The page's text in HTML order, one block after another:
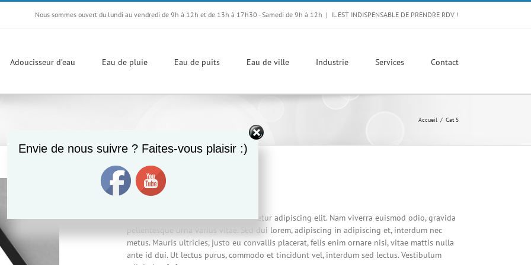
Nous sommes ouvert du lundi au vendredi de 9h à 12h et de 13h à 17h30 - Samedi de 9h à 12h | IL EST INDISPENSABLE DE PRENDRE RDV !
Adoucisseur d’eau Eau de pluie Eau de puits Eau de ville Industrie Services Contact
Accueil Cat 5
Donec Ore Turis Eget
Lorem ipsum dolor sit amet, consectetur adipiscing elit. Nam viverra euismod odio, gravida
pellentesque urna varius vitae. Sed dui lorem, adipiscing in adipiscing et, interdum nec
metus. Mauris ultricies, justo eu convallis placerat, felis enim ornare nisi, vitae mattis nulla
ante id dui. Ut lectus purus, commodo et tincidunt vel, interdum sed lectus. Vestibulum
Envie de nous suivre ? Faites-vous plaisir :)